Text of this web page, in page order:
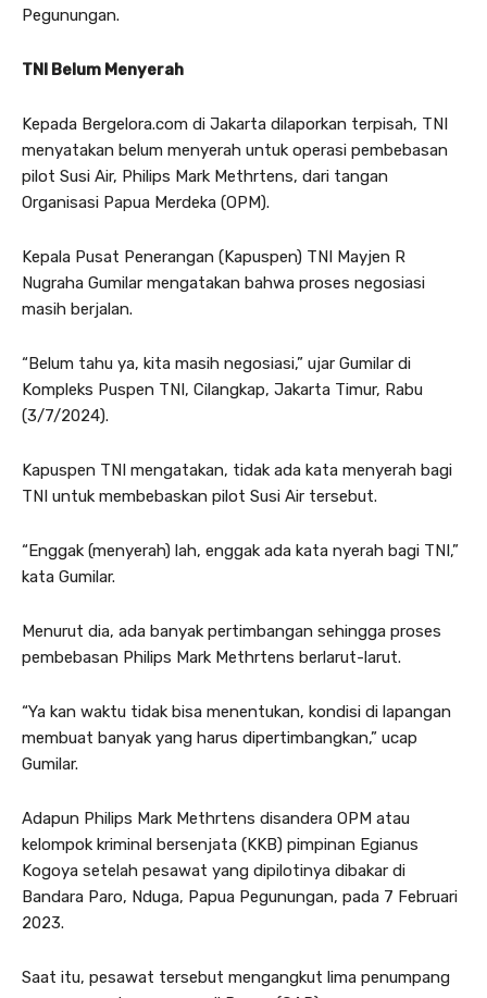
Pegunungan.
TNI Belum Menyerah
Kepada Bergelora.com di Jakarta dilaporkan terpisah, TNI
menyatakan belum menyerah untuk operasi pembebasan
pilot Susi Air, Philips Mark Methrtens, dari tangan
Organisasi Papua Merdeka (OPM).
Kepala Pusat Penerangan (Kapuspen) TNI Mayjen R
Nugraha Gumilar mengatakan bahwa proses negosiasi
masih berjalan.
“Belum tahu ya, kita masih negosiasi,” ujar Gumilar di
Kompleks Puspen TNI, Cilangkap, Jakarta Timur, Rabu
(3/7/2024).
Kapuspen TNI mengatakan, tidak ada kata menyerah bagi
TNI untuk membebaskan pilot Susi Air tersebut.
“Enggak (menyerah) lah, enggak ada kata nyerah bagi TNI,”
kata Gumilar.
Menurut dia, ada banyak pertimbangan sehingga proses
pembebasan Philips Mark Methrtens berlarut-larut.
“Ya kan waktu tidak bisa menentukan, kondisi di lapangan
membuat banyak yang harus dipertimbangkan,” ucap
Gumilar.
Adapun Philips Mark Methrtens disandera OPM atau
kelompok kriminal bersenjata (KKB) pimpinan Egianus
Kogoya setelah pesawat yang dipilotinya dibakar di
Bandara Paro, Nduga, Papua Pegunungan, pada 7 Februari
2023.
Saat itu, pesawat tersebut mengangkut lima penumpang